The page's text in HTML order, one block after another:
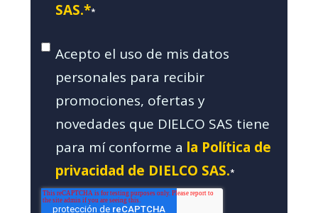
SAS.**
Acepto el uso de mis datos
personales para recibir
promociones, ofertas y
novedades que DIELCO SAS tiene
para mí conforme a la Política de
privacidad de DIELCO SAS.*